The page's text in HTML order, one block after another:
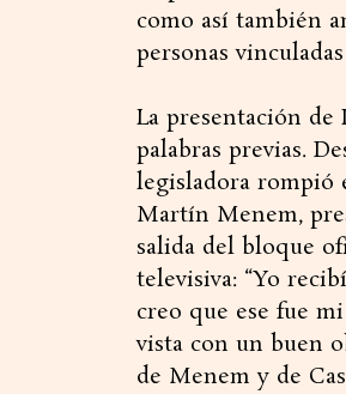
como así también
personas
La presentación de
palabras previas.
legisladora rompió
Martín Menem,
salida del bloque
televisiva: “Yo
creo que ese fue
vista con un buen
de Menem y de